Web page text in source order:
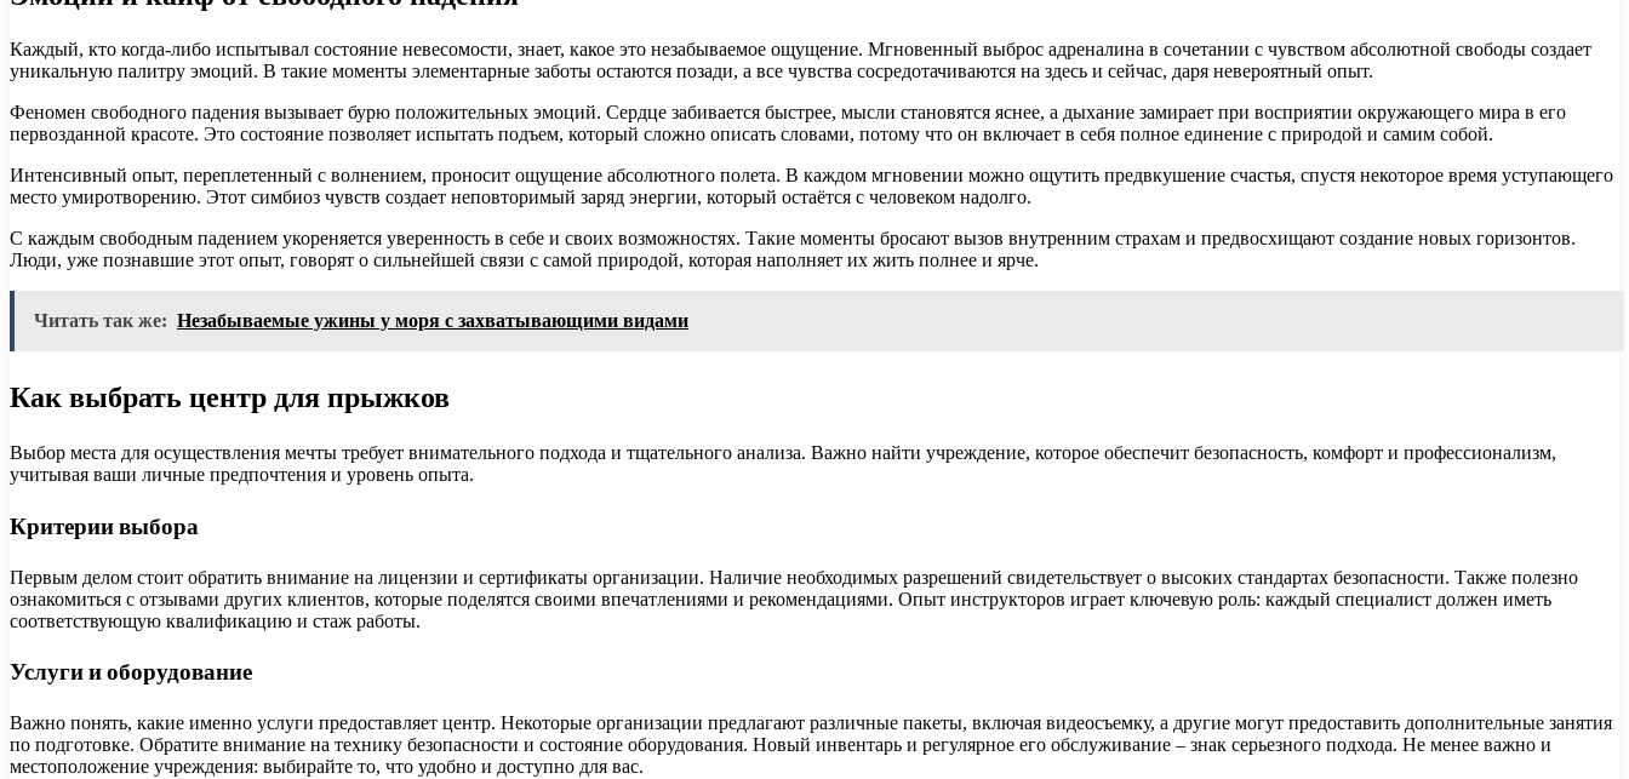
Каждый, кто когда-либо испытывал состояние невесомости, знает, какое это незабываемое ощущение. Мгновенный выброс адреналина в сочетании с чувством абсолютной свободы создает
уникальную палитру эмоций. В такие моменты элементарные заботы остаются позади, а все чувства сосредотачиваются на здесь и сейчас, даря невероятный опыт.
Феномен свободного падения вызывает бурю положительных эмоций. Сердце забивается быстрее, мысли становятся яснее, а дыхание замирает при восприятии окружающего мира в его
первозданной красоте. Это состояние позволяет испытать подъем, который сложно описать словами, потому что он включает в себя полное единение с природой и самим собой.
Интенсивный опыт, переплетенный с волнением, проносит ощущение абсолютного полета. В каждом мгновении можно ощутить предвкушение счастья, спустя некоторое время уступающего
место умиротворению. Этот симбиоз чувств создает неповторимый заряд энергии, который остаётся с человеком надолго.
С каждым свободным падением укореняется уверенность в себе и своих возможностях. Такие моменты бросают вызов внутренним страхам и предвосхищают создание новых горизонтов.
Люди, уже познавшие этот опыт, говорят о сильнейшей связи с самой природой, которая наполняет их жить полнее и ярче.
Читать так же: Незабываемые ужины у моря с захватывающими видами
Как выбрать центр для прыжков
Выбор места для осуществления мечты требует внимательного подхода и тщательного анализа. Важно найти учреждение, которое обеспечит безопасность, комфорт и профессионализм,
учитывая ваши личные предпочтения и уровень опыта.
Критерии выбора
Первым делом стоит обратить внимание на лицензии и сертификаты организации. Наличие необходимых разрешений свидетельствует о высоких стандартах безопасности. Также полезно
ознакомиться с отзывами других клиентов, которые поделятся своими впечатлениями и рекомендациями. Опыт инструкторов играет ключевую роль: каждый специалист должен иметь
соответствующую квалификацию и стаж работы.
Услуги и оборудование
Важно понять, какие именно услуги предоставляет центр. Некоторые организации предлагают различные пакеты, включая видеосъемку, а другие могут предоставить дополнительные занятия
по подготовке. Обратите внимание на технику безопасности и состояние оборудования. Новый инвентарь и регулярное его обслуживание – знак серьезного подхода. Не менее важно и
местоположение учреждения: выбирайте то, что удобно и доступно для вас.